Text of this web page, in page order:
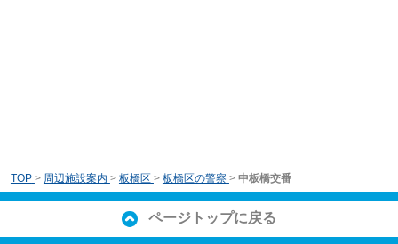
TOP > 周辺施設案内 > 板橋区 > 板橋区の警察 > 中板橋交番
ページトップに戻る